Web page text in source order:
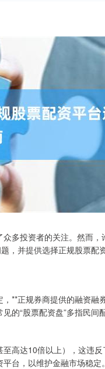
多投资者的关注。然而
，并提供选择正规股票配
**正规券商提供的融资融
的“股票配资盘”多指民间
高达10倍以上），这违
台，以维护金融市场稳定。